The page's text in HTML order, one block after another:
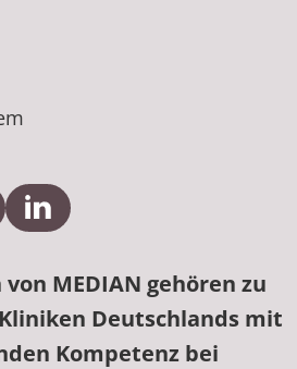
zu Instagram
zu YouTube
Verlinkung zu Facebook
Externe Verlinkung zu
MEDIAN gehören zu
Deutschlands mit
Kompetenz bei